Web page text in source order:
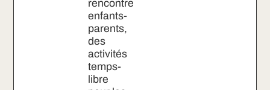
rencontre
enfants-
parents,
des
activités
temps-
libre